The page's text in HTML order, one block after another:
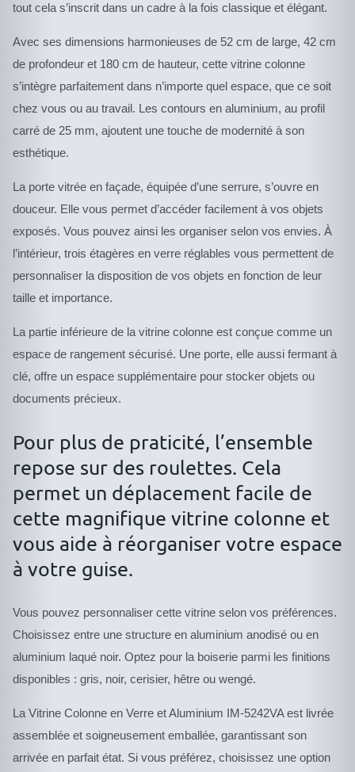
tout cela s’inscrit dans un cadre à la fois classique et élégant.
Avec ses dimensions harmonieuses de 52 cm de large, 42 cm
de profondeur et 180 cm de hauteur, cette vitrine colonne
s’intègre parfaitement dans n’importe quel espace, que ce soit
chez vous ou au travail. Les contours en aluminium, au profil
carré de 25 mm, ajoutent une touche de modernité à son
esthétique.
La porte vitrée en façade, équipée d’une serrure, s’ouvre en
douceur. Elle vous permet d’accéder facilement à vos objets
exposés. Vous pouvez ainsi les organiser selon vos envies. À
l’intérieur, trois étagères en verre réglables vous permettent de
personnaliser la disposition de vos objets en fonction de leur
taille et importance.
La partie inférieure de la vitrine colonne est conçue comme un
espace de rangement sécurisé. Une porte, elle aussi fermant à
clé, offre un espace supplémentaire pour stocker objets ou
documents précieux.
Pour plus de praticité, l’ensemble
repose sur des roulettes. Cela
permet un déplacement facile de
cette magnifique vitrine colonne et
vous aide à réorganiser votre espace
à votre guise.
Vous pouvez personnaliser cette vitrine selon vos préférences.
Choisissez entre une structure en aluminium anodisé ou en
aluminium laqué noir. Optez pour la boiserie parmi les finitions
disponibles : gris, noir, cerisier, hêtre ou wengé.
La Vitrine Colonne en Verre et Aluminium IM-5242VA est livrée
assemblée et soigneusement emballée, garantissant son
arrivée en parfait état. Si vous préférez, choisissez une option